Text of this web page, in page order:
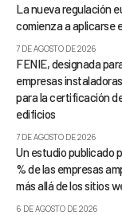
La nueva regulación
comienza a aplicarse
7 DE AGOSTO DE 2026
FENIE, designada
empresas
para la certificación
edificios
7 DE AGOSTO DE 2026
Un estudio publicado
% de las empresas
más allá de los sitios
6 DE AGOSTO DE 2026